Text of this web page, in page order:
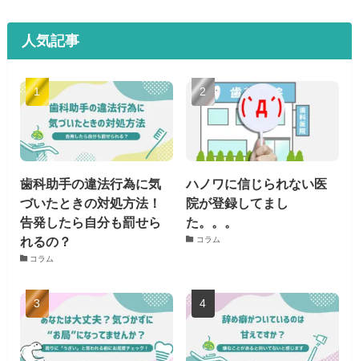
人気記事
歯科助手の違法行為に気
づいたときの対処方法！
告発したら自分も罰せら
れるの？
コラム
ハノワに信じられない医
院が登録してまし
た。。。
コラム